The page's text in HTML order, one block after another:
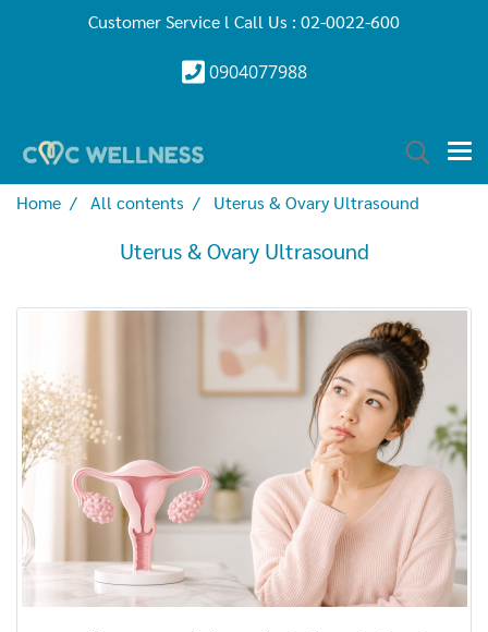
Customer Service l Call Us : 02-0022-600
0904077988
Home All contents Uterus & Ovary Ultrasound
Uterus & Ovary Ultrasound